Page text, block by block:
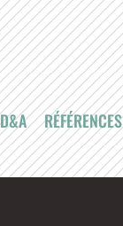
RÉFÉRENCES